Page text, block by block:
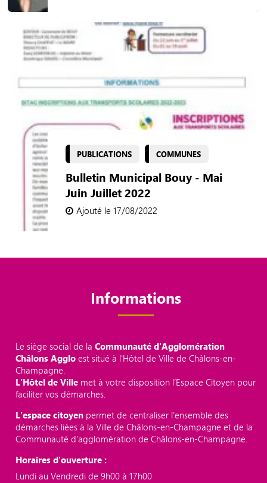
PUBLICATIONS COMMUNES
Bulletin Municipal Bouy - Mai
Juin Juillet 2022
Ajouté le 17/08/2022
Informations
Le siège social de laCommunauté d'Agglomération
Châlons Aggloest situé à l'Hôtel de Ville de Châlons-en-
Champagne.
L’Hôtel de Ville met à votre disposition l’Espace Citoyen pour
faciliter vos démarches.
L’espace citoyen permet de centraliser l’ensemble des
démarches liées à la Ville de Châlons-en-Champagne et de la
Communauté d’agglomération de Châlons-en-Champagne.
Horaires d'ouverture :
Lundi au Vendredi de 9h00 à 17h00